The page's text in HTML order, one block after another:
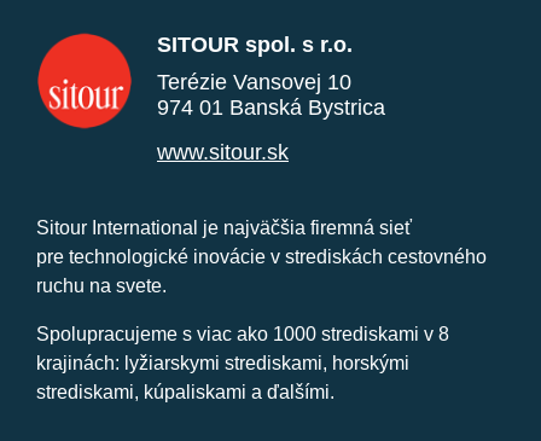
SITOUR spol. s r.o.
Terézie Vansovej 10
974 01 Banská Bystrica
www.sitour.sk
Sitour International je najväčšia firemná sieť
pre technologické inovácie v strediskách cestovného
ruchu na svete.
Spolupracujeme s viac ako 1000 strediskami v 8
krajinách: lyžiarskymi strediskami, horskými
strediskami, kúpaliskami a ďalšími.